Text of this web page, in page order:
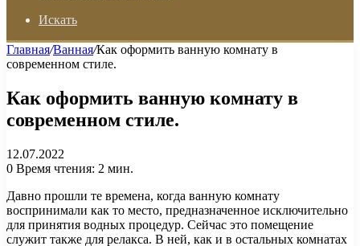
Искать
Главная/Ванная/Как оформить ванную комнату в
современном стиле.
Как оформить ванную комнату в
современном стиле.
12.07.2022
0 Время чтения: 2 мин.
Давно прошли те времена, когда ванную комнату
воспринимали как то место, предназначенное исключительно
для принятия водных процедур. Сейчас это помещение
служит также для релакса. В ней, как и в остальных комнатах